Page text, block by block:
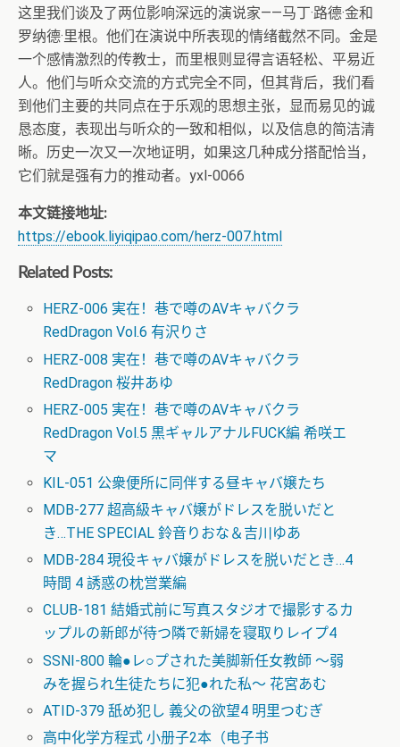
这里我们谈及了两位影响深远的演说家——马丁·路德·金和
罗纳德·里根。他们在演说中所表现的情绪截然不同。金是
一个感情激烈的传教士，而里根则显得言语轻松、平易近
人。他们与听众交流的方式完全不同，但其背后，我们看
到他们主要的共同点在于乐观的思想主张，显而易见的诚
恳态度，表现出与听众的一致和相似，以及信息的简洁清
晰。历史一次又一次地证明，如果这几种成分搭配恰当，
它们就是强有力的推动者。yxl-0066
本文链接地址:
https://ebook.liyiqipao.com/herz-007.html
Related Posts:
HERZ-006 実在！巷で噂のAVキャバクラ
RedDragon Vol.6 有沢りさ
HERZ-008 実在！巷で噂のAVキャバクラ
RedDragon 桜井あゆ
HERZ-005 実在！巷で噂のAVキャバクラ
RedDragon Vol.5 黒ギャルアナルFUCK編 希咲エ
マ
KIL-051 公衆便所に同伴する昼キャバ嬢たち
MDB-277 超高級キャバ嬢がドレスを脱いだと
き…THE SPECIAL 鈴音りおな＆吉川ゆあ
MDB-284 現役キャバ嬢がドレスを脱いだとき…4
時間 4 誘惑の枕営業編
CLUB-181 結婚式前に写真スタジオで撮影するカ
ップルの新郎が待つ隣で新婦を寝取りレイプ4
SSNI-800 輪●レ○プされた美脚新任女教師 ～弱
みを握られ生徒たちに犯●れた私～ 花宮あむ
ATID-379 舐め犯し 義父の欲望4 明里つむぎ
高中化学方程式 小册子2本（电子书